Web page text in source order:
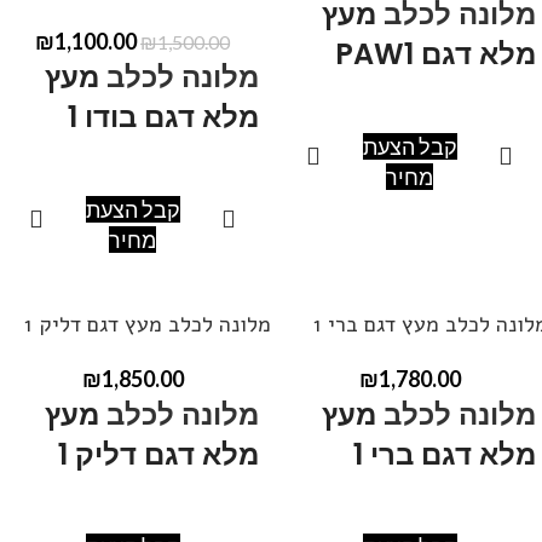
377-7817 להתייעצות.
מלונה לכלב מעץ
מלא דגם PAW1
מידות: אורך60, רוחב 60, גובה
377-7817להתייעצות.
קבל הצעת
מחיר
₪1,500.00
₪1,100.00
מלונה לכלב מעץ
מלא דגם בודו 1
מידות: אורך100, רוחב 60, גובה
377-7817להתייעצות.
קבל הצעת
מחיר
לכלב מעץ דגם ברי 1
₪1,780.00
מלונה לכלב מעץ
מלא דגם ברי 1
מלונה לכלב מעץ דגם דליק 1
₪1,850.00
מלונה לכלב מעץ
מלא דגם דליק 1